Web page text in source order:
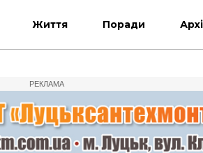
Життя Поради
РЕКЛАМА